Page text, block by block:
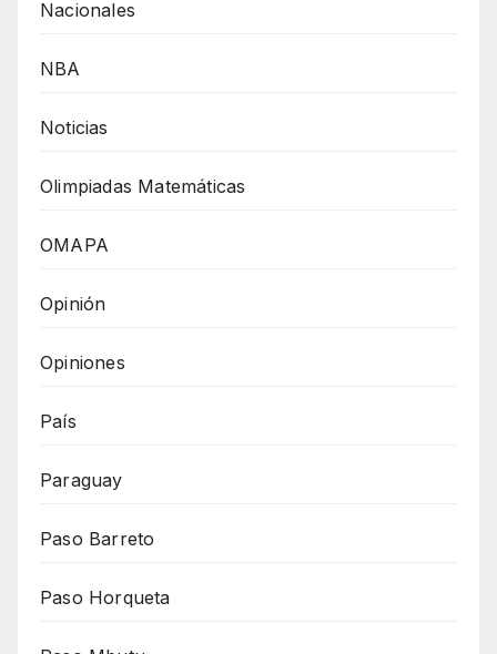
Nacionales
NBA
Noticias
Olimpiadas Matemáticas
OMAPA
Opinión
Opiniones
País
Paraguay
Paso Barreto
Paso Horqueta